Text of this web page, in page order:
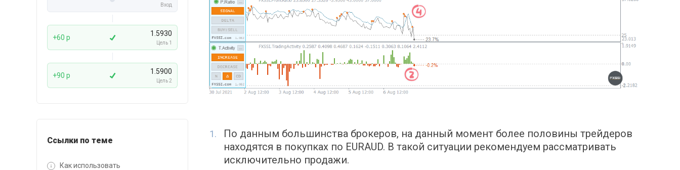
Вход
+60 p 1.5930
Цель 1
+90 p 1.5900
Цель 2
Ссылки по теме
Как использовать
По данным большинства брокеров, на данный момент более половины трейдеров
находятся в покупках по EURAUD. В такой ситуации рекомендуем рассматривать
исключительно продажи.